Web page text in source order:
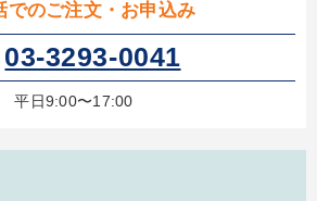
でのご注文・お申込み
03-3293-0041
平日9:00〜17:00